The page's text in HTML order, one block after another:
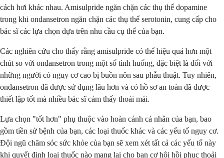
cách hơi khác nhau. Amisulpride ngăn chặn các thụ thể dopamine
trong khi ondansetron ngăn chặn các thụ thể serotonin, cung cấp cho
bác sĩ các lựa chọn dựa trên nhu cầu cụ thể của bạn.
Các nghiên cứu cho thấy rằng amisulpride có thể hiệu quả hơn một
chút so với ondansetron trong một số tình huống, đặc biệt là đối với
những người có nguy cơ cao bị buồn nôn sau phẫu thuật. Tuy nhiên,
ondansetron đã được sử dụng lâu hơn và có hồ sơ an toàn đã được
thiết lập tốt mà nhiều bác sĩ cảm thấy thoải mái.
Lựa chọn "tốt hơn" phụ thuộc vào hoàn cảnh cá nhân của bạn, bao
gồm tiền sử bệnh của bạn, các loại thuốc khác và các yếu tố nguy cơ.
Đội ngũ chăm sóc sức khỏe của bạn sẽ xem xét tất cả các yếu tố này
khi quyết định loại thuốc nào mang lại cho bạn cơ hội hồi phục thoải